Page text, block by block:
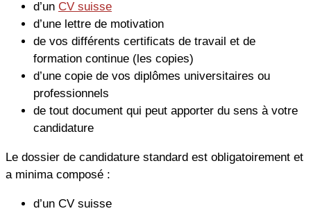
d’un CV suisse
d’une lettre de motivation
de vos différents certificats de travail et de
formation continue (les copies)
d’une copie de vos diplômes universitaires ou
professionnels
de tout document qui peut apporter du sens à votre
candidature
Le dossier de candidature standard est obligatoirement et
a minima composé :
d’un CV suisse